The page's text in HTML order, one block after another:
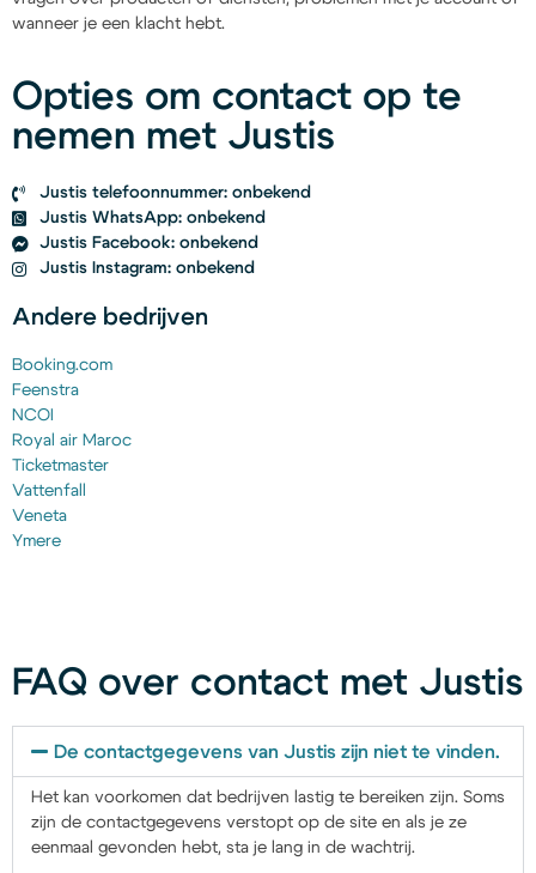
wanneer je een klacht hebt.
Opties om contact op te
nemen met Justis
Justis telefoonnummer: onbekend
Justis WhatsApp: onbekend
Justis Facebook: onbekend
Justis Instagram: onbekend
Andere bedrijven
Booking.com
Feenstra
NCOI
Royal air Maroc
Ticketmaster
Vattenfall
Veneta
Ymere
FAQ over contact met Justis
De contactgegevens van Justis zijn niet te vinden.
Het kan voorkomen dat bedrijven lastig te bereiken zijn. Soms
zijn de contactgegevens verstopt op de site en als je ze
eenmaal gevonden hebt, sta je lang in de wachtrij.